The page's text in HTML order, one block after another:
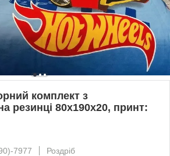
комплект з
резинці 80х190х20, принт:
7977
Роздріб